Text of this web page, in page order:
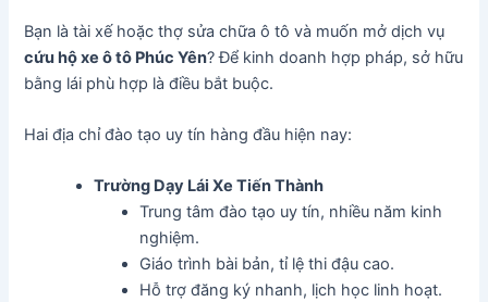
Bạn là tài xế hoặc thợ sửa chữa ô tô và muốn mở dịch vụ
cứu hộ xe ô tô Phúc Yên? Để kinh doanh hợp pháp, sở hữu
bằng lái phù hợp là điều bắt buộc.
Hai địa chỉ đào tạo uy tín hàng đầu hiện nay:
Trường Dạy Lái Xe Tiến Thành
Trung tâm đào tạo uy tín, nhiều năm kinh
nghiệm.
Giáo trình bài bản, tỉ lệ thi đậu cao.
Hỗ trợ đăng ký nhanh, lịch học linh hoạt.